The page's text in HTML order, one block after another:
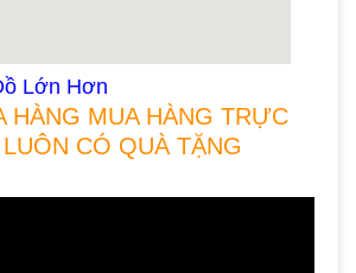
Lớn Hơn
HÀNG MUA HÀNG TRỰC
CÓ QUÀ TẶNG